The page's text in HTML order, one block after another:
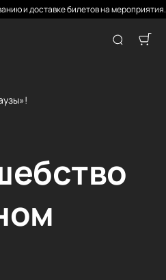
и доставке билетов на мероприятия.